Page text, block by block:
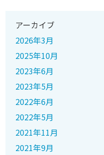
アーカイブ
2026年3月
2025年10月
2023年6月
2023年5月
2022年6月
2022年5月
2021年11月
2021年9月